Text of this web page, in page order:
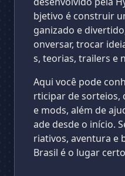
bjetivo é construir
ganizado e
onversar, trocar
s, teorias, trailers e
Aqui você pode
rticipar de sorteios,
e mods, além de
ade desde o início.
riativos, aventura e
Brasil é o lugar